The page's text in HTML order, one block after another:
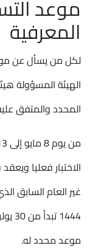
موعد
المعرفية
الهيئة المسؤولة
المحدد والمتفق
غير العام السابق
موعد محدد له.